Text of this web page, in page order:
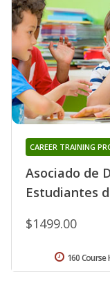
Asociado de
Estudiantes
CAREER TRAINING
$1499.00
160 Course